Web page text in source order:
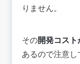
りません。
その開発コス
あるので注意し